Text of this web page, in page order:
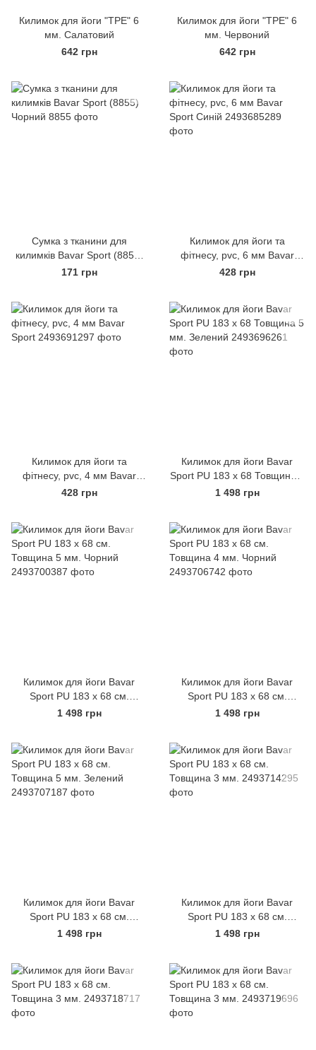
Килимок для йоги "ТРЕ" 6
мм. Салатовий
642 грн
Килимок для йоги "ТРЕ" 6
мм. Червоний
642 грн
Сумка з тканини для
килимків Bavar Sport (8855)
Чорний
171 грн
Килимок для йоги та
фітнесу, pvc, 6 мм Bavar
Sport Синій
428 грн
Килимок для йоги та
фітнесу, pvc, 4 мм Bavar
Sport
428 грн
Килимок для йоги Bavar
Sport PU 183 х 68 Товщина 5
мм. Зелений
1 498 грн
Килимок для йоги Bavar
Sport PU 183 х 68 см.
Товщина 5 мм. Чорний
1 498 грн
Килимок для йоги Bavar
Sport PU 183 х 68 см.
Товщина 4 мм. Чорний
1 498 грн
Килимок для йоги Bavar
Sport PU 183 х 68 см.
Товщина 5 мм. Зелений
1 498 грн
Килимок для йоги Bavar
Sport PU 183 х 68 см.
Товщина 3 мм.
1 498 грн